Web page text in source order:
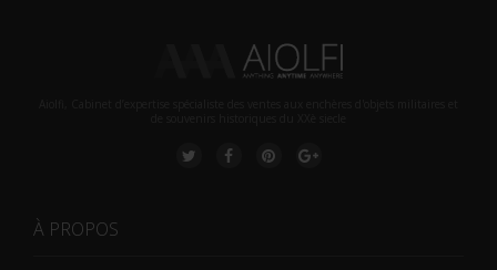
À PROPOS